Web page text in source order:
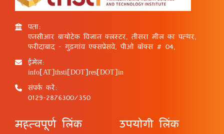
पता:
एनसीआर बायोटेक विज्ञान क्लस्टर, तीसरा मील का पत्थर,
फरीदाबाद - गुड़गांव एक्सप्रेसवे, पीओ बॉक्स # 04,
ईमेल:
info[AT]thsti[DOT]res[DOT]in
संपर्क करें:
0129-2876300/350
महत्वपूर्ण लिंक उपयोगी लिंक